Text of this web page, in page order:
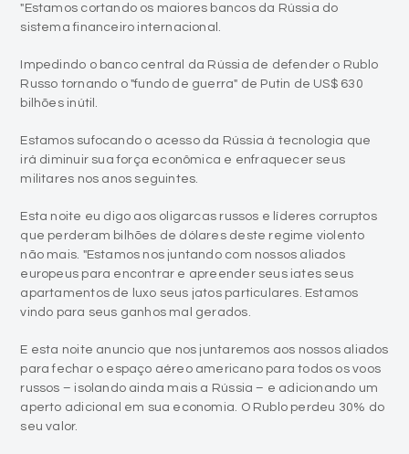
"Estamos cortando os maiores bancos da Rússia do
sistema financeiro internacional.
Impedindo o banco central da Rússia de defender o Rublo
Russo tornando o "fundo de guerra" de Putin de US$ 630
bilhões inútil.
Estamos sufocando o acesso da Rússia à tecnologia que
irá diminuir sua força econômica e enfraquecer seus
militares nos anos seguintes.
Esta noite eu digo aos oligarcas russos e líderes corruptos
que perderam bilhões de dólares deste regime violento
não mais. "Estamos nos juntando com nossos aliados
europeus para encontrar e apreender seus iates seus
apartamentos de luxo seus jatos particulares. Estamos
vindo para seus ganhos mal gerados.
E esta noite anuncio que nos juntaremos aos nossos aliados
para fechar o espaço aéreo americano para todos os voos
russos – isolando ainda mais a Rússia – e adicionando um
aperto adicional em sua economia. O Rublo perdeu 30% do
seu valor.